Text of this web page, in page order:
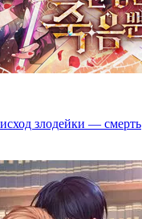
злодейки — смерть